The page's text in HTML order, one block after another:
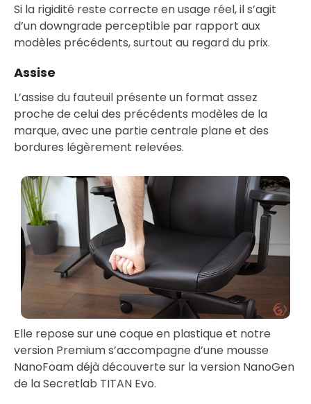
Si la rigidité reste correcte en usage réel, il s’agit
d’un downgrade perceptible par rapport aux
modèles précédents, surtout au regard du prix.
Assise
L’assise du fauteuil présente un format assez
proche de celui des précédents modèles de la
marque, avec une partie centrale plane et des
bordures légèrement relevées.
Elle repose sur une coque en plastique et notre
version Premium s’accompagne d’une mousse
NanoFoam déjà découverte sur la version NanoGen
de la Secretlab TITAN Evo.